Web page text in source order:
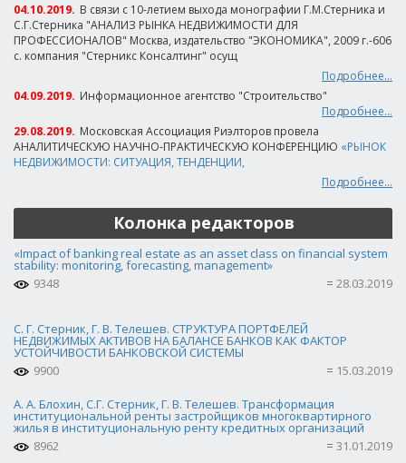
04.10.2019. В связи с 10-летием выхода монографии Г.М.Стерника и
С.Г.Стерника "АНАЛИЗ РЫНКА НЕДВИЖИМОСТИ ДЛЯ
ПРОФЕССИОНАЛОВ" Москва, издательство "ЭКОНОМИКА", 2009 г.-606
с. компания "Стерникс Консалтинг" осущ
Подробнее...
04.09.2019. Информационное агентство "Строительство"
Подробнее...
29.08.2019. Московская Ассоциация Риэлторов провела
АНАЛИТИЧЕСКУЮ НАУЧНО-ПРАКТИЧЕСКУЮ КОНФЕРЕНЦИЮ «РЫНОК
НЕДВИЖИМОСТИ: СИТУАЦИЯ, ТЕНДЕНЦИИ,
Подробнее...
Колонка редакторов
«Impact of banking real estate as an asset class on financial system
stability: monitoring, forecasting, management»
9348
28.03.2019
С. Г. Стерник, Г. В. Телешев. СТРУКТУРА ПОРТФЕЛЕЙ
НЕДВИЖИМЫХ АКТИВОВ НА БАЛАНСЕ БАНКОВ КАК ФАКТОР
УСТОЙЧИВОСТИ БАНКОВСКОЙ СИСТЕМЫ
9900
15.03.2019
А. А. Блохин, С.Г. Стерник, Г. В. Телешев. Трансформация
институциональной ренты застройщиков многоквартирного
жилья в институциональную ренту кредитных организаций
8962
31.01.2019